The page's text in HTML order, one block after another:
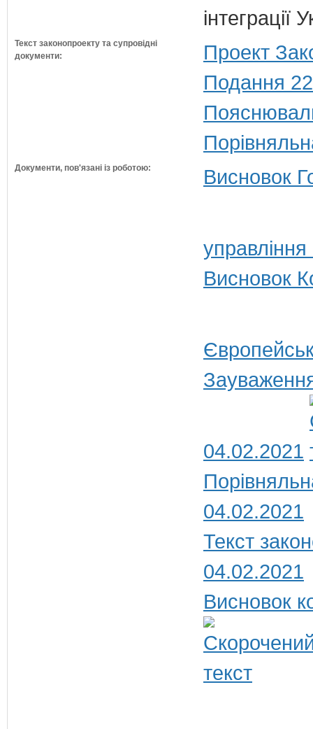
Текст законопроекту та супровідні
документи:
Проект
Подання
Документи, пов'язані із роботою: Висновок
Висновок
04.02.2021
04.02.2021
Текст
04.02.2021
Висновок